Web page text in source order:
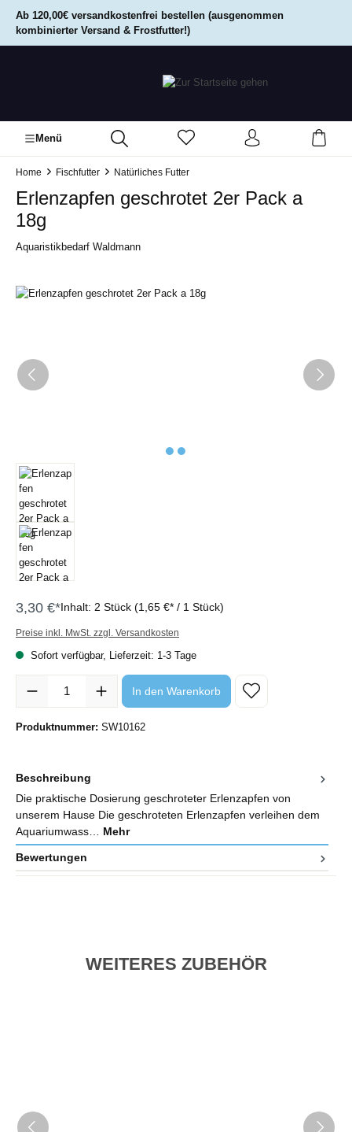
springen
Ab 120,00€ versandkostenfrei bestellen (ausgenommen
kombinierter Versand & Frostfutter!)
Menü
Home Fischfutter Natürliches Futter
Erlenzapfen geschrotet 2er Pack a
18g
Aquaristikbedarf Waldmann
Bildergalerie überspringen
3,30 €*Inhalt: 2 Stück (1,65 €* / 1 Stück)
Preise inkl. MwSt. zzgl. Versandkosten
Sofort verfügbar, Lieferzeit: 1-3 Tage
Produkt Anzahl: Gib den gewünschten Wert ein oder benutze die
In den Warenkorb
Produktnummer: SW10162
Beschreibung
Die praktische Dosierung geschroteter Erlenzapfen von
unserem Hause Die geschroteten Erlenzapfen verleihen dem
Aquariumwass… Mehr
Bewertungen
WEITERES ZUBEHÖR